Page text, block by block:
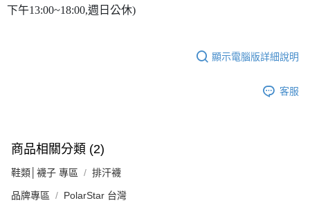
下午13:00~18:00,週日公休)
顯示電腦版詳細說明
客服
商品相關分類 (2)
鞋類│襪子 專區 排汗襪
品牌專區 PolarStar 台灣